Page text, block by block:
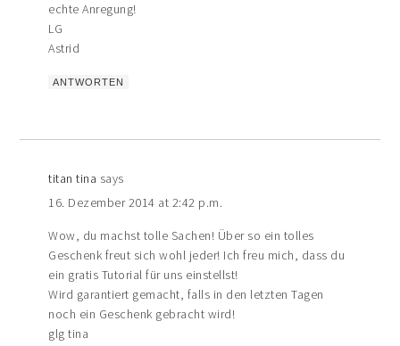
echte Anregung!
LG
Astrid
ANTWORTEN
titan tina says
16. Dezember 2014 at 2:42 p.m.
Wow, du machst tolle Sachen! Über so ein tolles
Geschenk freut sich wohl jeder! Ich freu mich, dass du
ein gratis Tutorial für uns einstellst!
Wird garantiert gemacht, falls in den letzten Tagen
noch ein Geschenk gebracht wird!
glg tina